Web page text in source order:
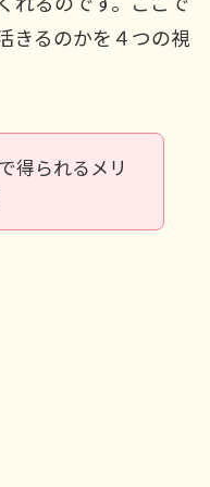
きるのかを４つの視
得られるメリ